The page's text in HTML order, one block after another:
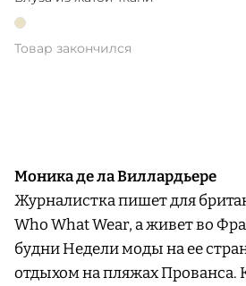
Товар закончился
Моника де ла Виллардьере
Журналистка пишет для
Who What Wear, а живет во
будни Недели моды на ее
отдыхом на пляжах Прованса.